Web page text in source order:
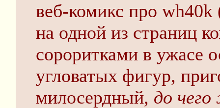
веб-комикс про wh40k
на одной из страниц
сороритками в ужасе
угловатых фигур,
милосердный, до